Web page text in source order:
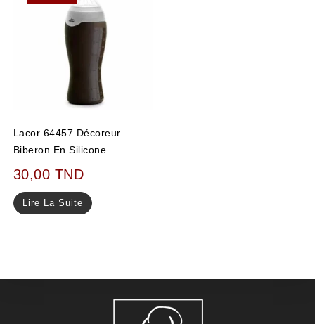
Lacor 64457 Décoreur
Biberon En Silicone
30,00 TND
Lire La Suite